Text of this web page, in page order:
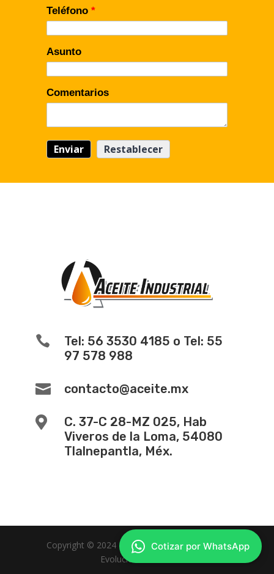
Teléfono *
Asunto
Comentarios

Tel: 56 3530 4185 o Tel: 55
97 578 988
 contacto@aceite.mx

C. 37-C 28-MZ 025, Hab
Viveros de la Loma, 54080
Tlalnepantla, Méx.
Copyright © 2024 -
Diseño de Paginas Web
Evolucion Web MX
Cotizar por WhatsApp